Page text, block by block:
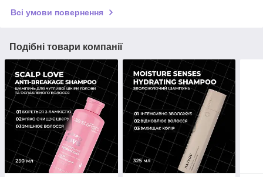
Всі умови повернення
Подібні товари компанії